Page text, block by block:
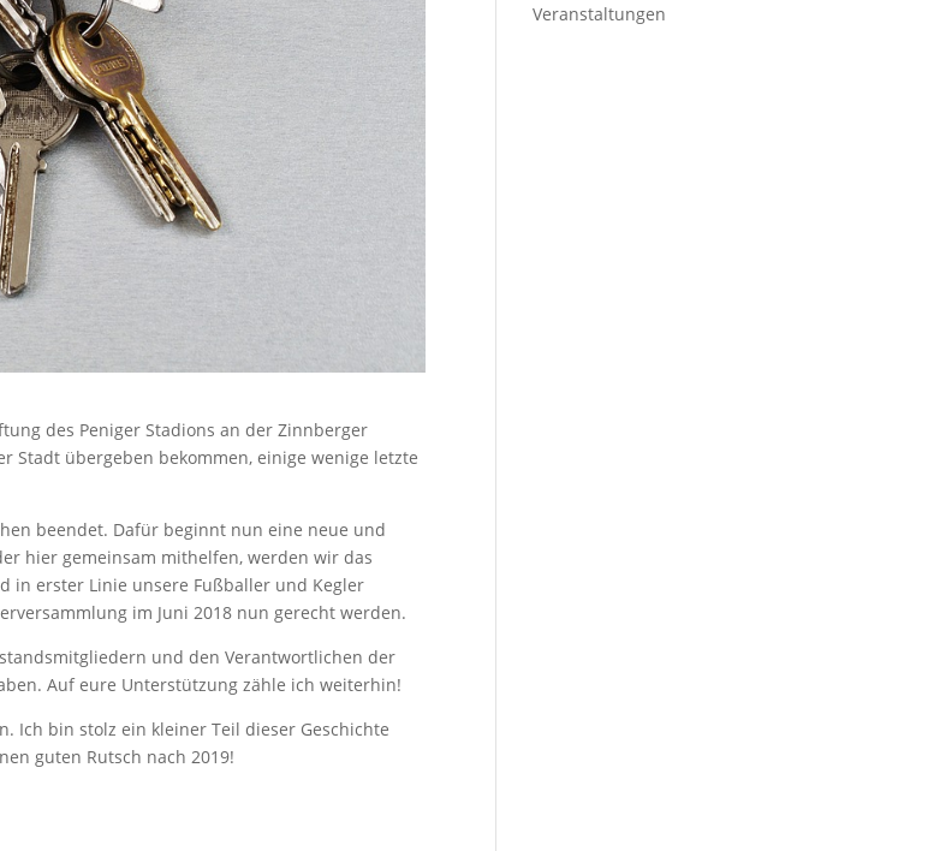
des Peniger Stadions an der Zinnberger
Stadt übergeben bekommen, einige wenige letzte
beendet. Dafür beginnt nun eine neue und
hier gemeinsam mithelfen, werden wir das
in erster Linie unsere Fußballer und Kegler
im Juni 2018 nun gerecht werden.
und den Verantwortlichen der
Auf eure Unterstützung zähle ich weiterhin!
Ich bin stolz ein kleiner Teil dieser Geschichte
guten Rutsch nach 2019!
Veranstaltungen